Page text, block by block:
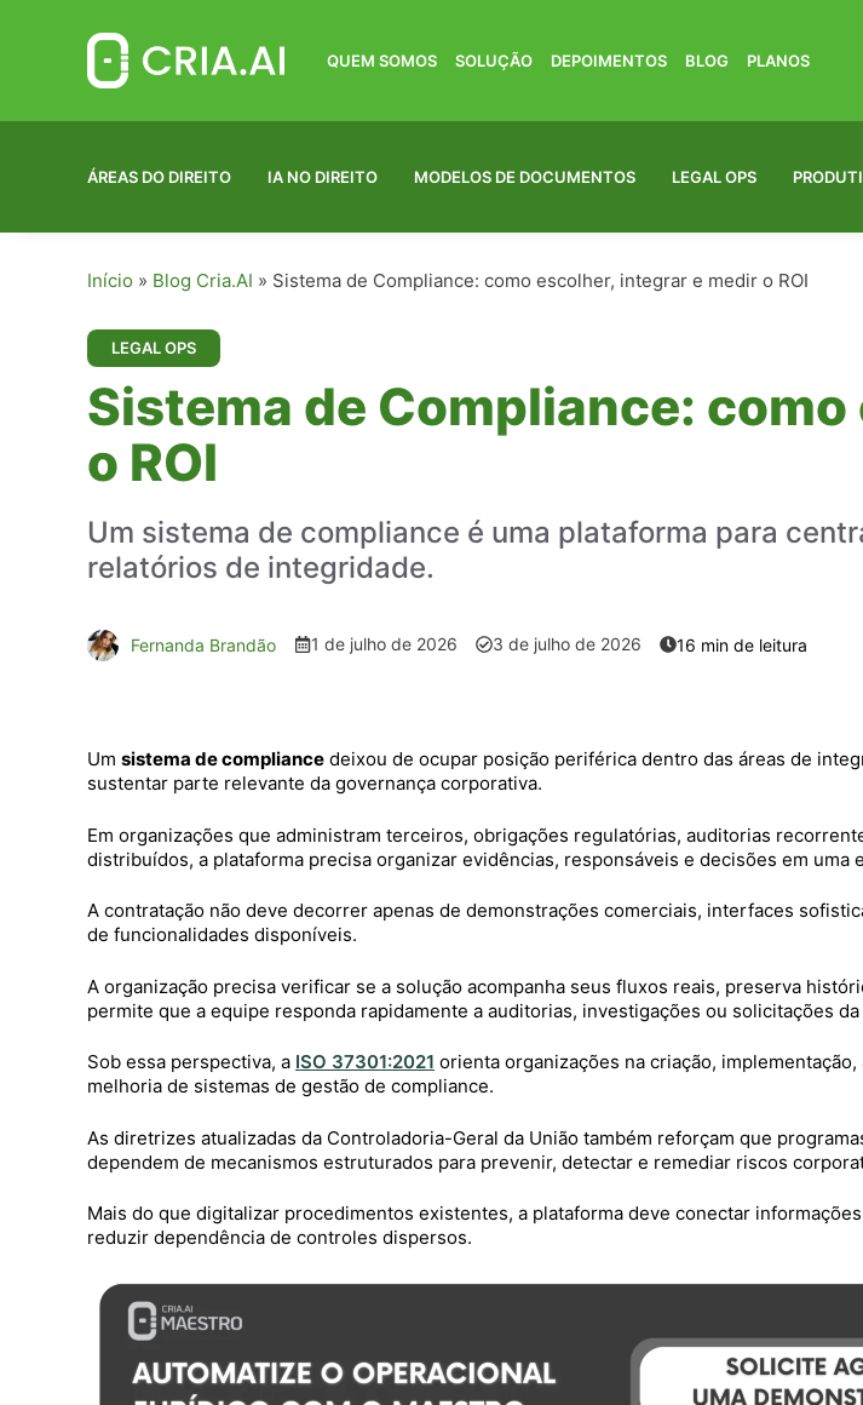
QUEM SOMOS SOLUÇÃO DEPOIMENTOS BLOG PLANOS
ÁREAS DO DIREITO IA NO DIREITO MODELOS DE DOCUMENTOS LEGAL OPS
Início » Blog Cria.AI » Sistema de Compliance: como escolher, integrar e medir o ROI
LEGAL OPS
Sistema de Compliance:
o ROI
Um sistema de compliance é uma plataforma para
relatórios de integridade.
Fernanda Brandão 1 de julho de 2026 3 de julho de 2026
Um sistema de compliance deixou de ocupar posição periférica dentro das áreas de
sustentar parte relevante da governança corporativa.
Em organizações que administram terceiros, obrigações regulatórias, auditorias
distribuídos, a plataforma precisa organizar evidências, responsáveis e decisões em uma
A contratação não deve decorrer apenas de demonstrações comerciais, interfaces
de funcionalidades disponíveis.
A organização precisa verificar se a solução acompanha seus fluxos reais, preserva
permite que a equipe responda rapidamente a auditorias, investigações ou solicitações
Sob essa perspectiva, a ISO 37301:2021 orienta organizações na criação, implementação,
melhoria de sistemas de gestão de compliance.
As diretrizes atualizadas da Controladoria-Geral da União também reforçam que
dependem de mecanismos estruturados para prevenir, detectar e remediar riscos
Mais do que digitalizar procedimentos existentes, a plataforma deve conectar
reduzir dependência de controles dispersos.